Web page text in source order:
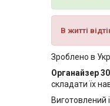
В житті
Зроблено в
Органайзер
складати їх
Виготовлений